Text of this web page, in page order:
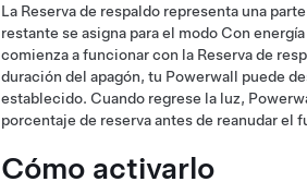
La Reserva de respaldo representa una
restante se asigna para el modo Con
comienza a funcionar con la Reserva de
duración del apagón, tu Powerwall puede
establecido. Cuando regrese la luz,
porcentaje de reserva antes de reanudar el
Cómo activarlo